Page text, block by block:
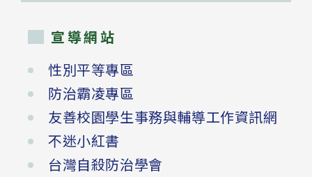
宣導網站
性別平等專區
防治霸凌專區
友善校園學生事務與輔導工作資訊網
不迷小紅書
台灣自殺防治學會